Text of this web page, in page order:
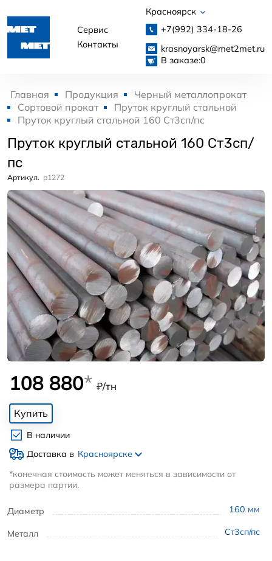
Сервис
Контакты
Красноярск
+7(992) 334-18-26
krasnoyarsk@met2met.ru
В заказе:0
Главная Продукция
Черный металлопрокат
Сортовой прокат
Пруток круглый стальной
Пруток круглый стальной 160 Ст3сп/пс
Пруток круглый стальной 160 Ст3сп/
пс
Артикул. p1272
Диаметр 160 мм
Металл Ст3сп/пс
108 880* ₽/тн
Купить
В наличии
Доставка в Красноярске
*конечная стоимость может меняться в зависимости от
размера партии.